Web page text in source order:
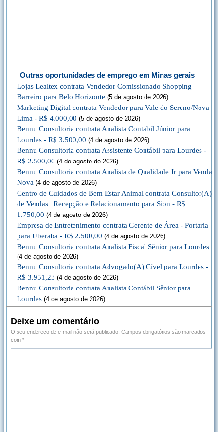
Outras oportunidades de emprego em Minas gerais
Lojas Lealtex contrata Vendedor Comissionado Shopping
Barreiro para Belo Horizonte (5 de agosto de 2026)
Marketing Digital contrata Vendedor para Vale do Sereno/Nova
Lima - R$ 4.000,00 (5 de agosto de 2026)
Bennu Consultoria contrata Analista Contábil Júnior para
Lourdes - R$ 3.500,00 (4 de agosto de 2026)
Bennu Consultoria contrata Assistente Contábil para Lourdes -
R$ 2.500,00 (4 de agosto de 2026)
Bennu Consultoria contrata Analista de Qualidade Jr para Venda
Nova (4 de agosto de 2026)
Centro de Cuidados de Bem Estar Animal contrata Consultor(A)
de Vendas | Recepção e Relacionamento para Sion - R$
1.750,00 (4 de agosto de 2026)
Empresa de Entretenimento contrata Gerente de Área - Portaria
para Uberaba - R$ 2.500,00 (4 de agosto de 2026)
Bennu Consultoria contrata Analista Fiscal Sênior para Lourdes
(4 de agosto de 2026)
Bennu Consultoria contrata Advogado(A) Cível para Lourdes -
R$ 3.951,23 (4 de agosto de 2026)
Bennu Consultoria contrata Analista Contábil Sênior para
Lourdes (4 de agosto de 2026)
Deixe um comentário
O seu endereço de e-mail não será publicado. Campos obrigatórios são marcados
com *